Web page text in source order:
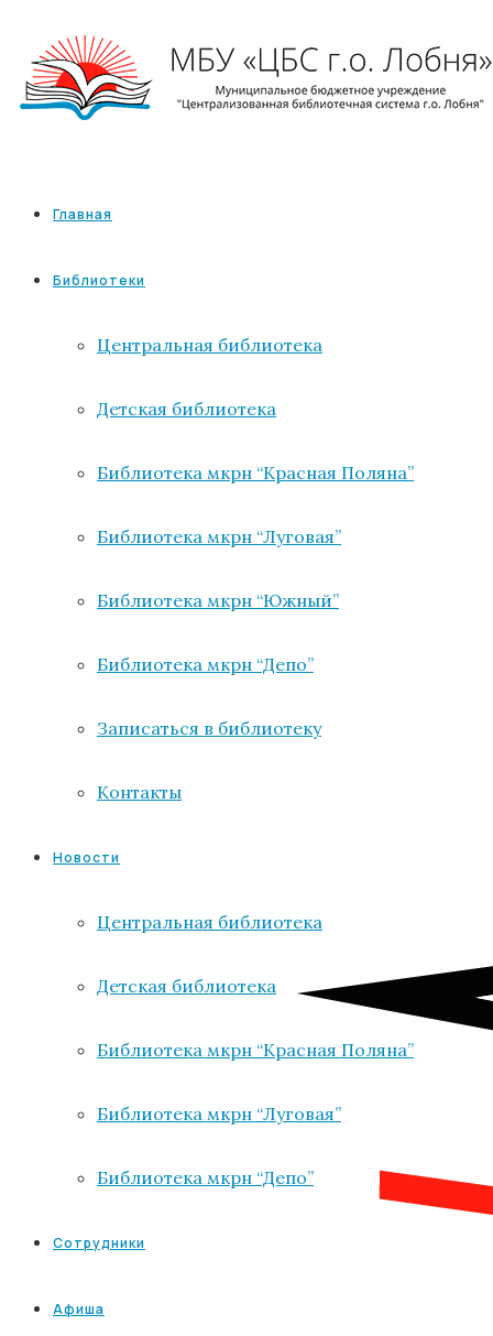
Главная
Библиотеки
Центральная библиотека
Детская библиотека
Библиотека мкрн “Красная Поляна”
Библиотека мкрн “Луговая”
Библиотека мкрн “Южный”
Библиотека мкрн “Депо”
Записаться в библиотеку
Контакты
Новости
Центральная библиотека
Детская библиотека
Библиотека мкрн “Красная Поляна”
Библиотека мкрн “Луговая”
Библиотека мкрн “Депо”
Сотрудники
Афиша